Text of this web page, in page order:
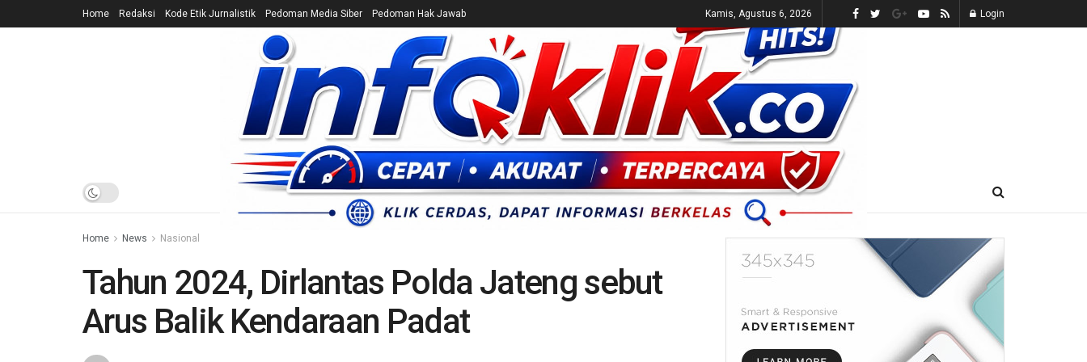
Home Redaksi Kode Etik Jurnalistik Pedoman Media Siber Pedoman Hak Jawab Kamis, Agustus 6, 2026 Login
HOME NEWS CEK FAKTA ENTERTAINMENT BREAKING NEWS UMUM E-KORAN LIVE TV
Home News Nasional
Tahun 2024, Dirlantas Polda Jateng sebut
Arus Balik Kendaraan Padat